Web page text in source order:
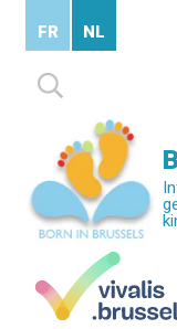
content
Zoeken
naar:
FR NL